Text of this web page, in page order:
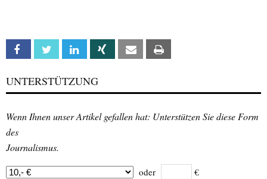
Facebook Twitter Linkedin Xing Email
UNTERSTÜTZUNG
Wenn Ihnen unser Artikel gefallen hat: Unterstützen Sie diese Form
des
Journalismus.
oder €